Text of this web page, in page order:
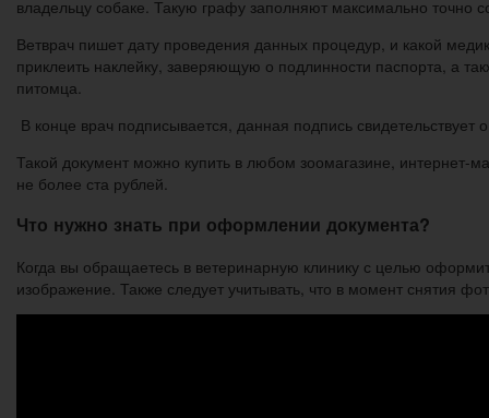
владельцу собаке. Такую графу заполняют максимально точно
Ветврач пишет дату проведения данных процедур, и какой
приклеить наклейку, заверяющую о подлинности паспорта, а
питомца.
В конце врач подписывается, данная подпись
Такой документ можно купить в любом зоомагазине, интернет-
не более ста рублей.
Что нужно знать при оформлении документа?
Когда вы обращаетесь в ветеринарную клинику с целью
изображение. Также следует учитывать, что в момент снятия